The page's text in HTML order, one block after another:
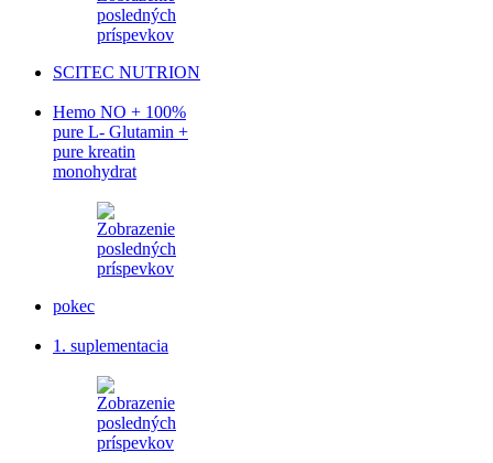
SCITEC NUTRION
Hemo NO + 100%
pure L- Glutamin +
pure kreatin
monohydrat
pokec
1. suplementacia